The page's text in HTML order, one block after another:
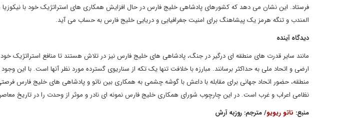
فرستاد. این نشان می دهد که کشورهای پادشاهی خلیج فارس در حال افزایش همکاری های استراتژیک خود با نیکوزیا
المندب و تنگه هرمز یک پیشاهنگ برای امنیت جغرافیایی و دریایی خلیج فارس به حساب می آید.
دیدگاه آینده
مانند سایر قدرت های منطقه ای درگیر در جنگ، پادشاهی های خلیج فارس نیز در تلاش هستند تا منافع استراتژیک خود
ارضی و اتحاد ملی به حداکثر برسانند. مبارزه با خلافت تنها یک تکه از سناریوی گسترده مورد نظر آنها است. با این
منطقه، حضور اتحاد جهانی برای مقابله با داعش با گوشه چشمی به همکاری بین ناتو و پادشاهی های خلیج فارس
نظامی اعراب و غرب است. در این چارچوب شورای همکاری خلیج فارس نمونه ای نادر و موثر از وحدت را در تاریخ
منبع: ناتو ریویو/ مترجم: روزبه آرش